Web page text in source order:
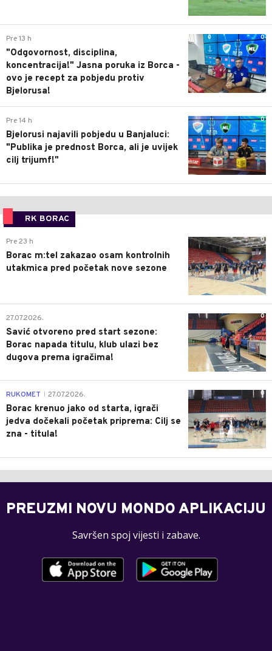
0
Pre 13 h
"Odgovornost, disciplina,
koncentracija!" Jasna poruka iz Borca -
ovo je recept za pobjedu protiv
Bjelorusa!
0
Pre 14 h
Bjelorusi najavili pobjedu u Banjaluci:
"Publika je prednost Borca, ali je uvijek
cilj trijumf!"
RK BORAC
0
Pre 23 h
Borac m:tel zakazao osam kontrolnih
utakmica pred početak nove sezone
0
27.07.2026.
Savić otvoreno pred start sezone:
Borac napada titulu, klub ulazi bez
dugova prema igračima!
0
RUKOMET 27.07.2026.
Borac krenuo jako od starta, igrači
jedva dočekali početak priprema: Cilj se
zna - titula!
PREUZMI NOVU MONDO APLIKACIJU
Savršen spoj vijesti i zabave.